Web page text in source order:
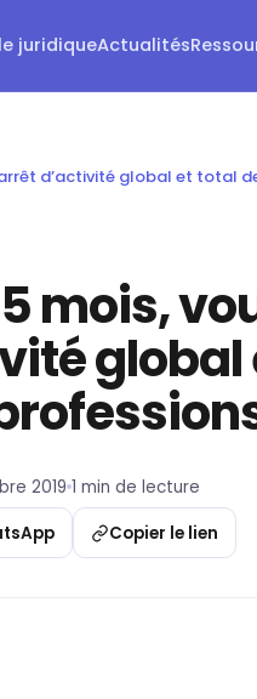
juridiqueActualités
d’activité global et total
mois,
global
2019 1 min de lecture
Copier le lien